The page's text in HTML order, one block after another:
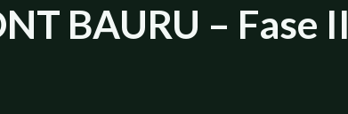
BAURU – Fase II